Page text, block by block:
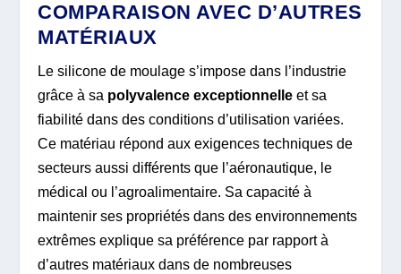
COMPARAISON AVEC D’AUTRES
MATÉRIAUX
Le silicone de moulage s’impose dans l’industrie
grâce à sa polyvalence exceptionnelle et sa
fiabilité dans des conditions d’utilisation variées.
Ce matériau répond aux exigences techniques de
secteurs aussi différents que l’aéronautique, le
médical ou l’agroalimentaire. Sa capacité à
maintenir ses propriétés dans des environnements
extrêmes explique sa préférence par rapport à
d’autres matériaux dans de nombreuses